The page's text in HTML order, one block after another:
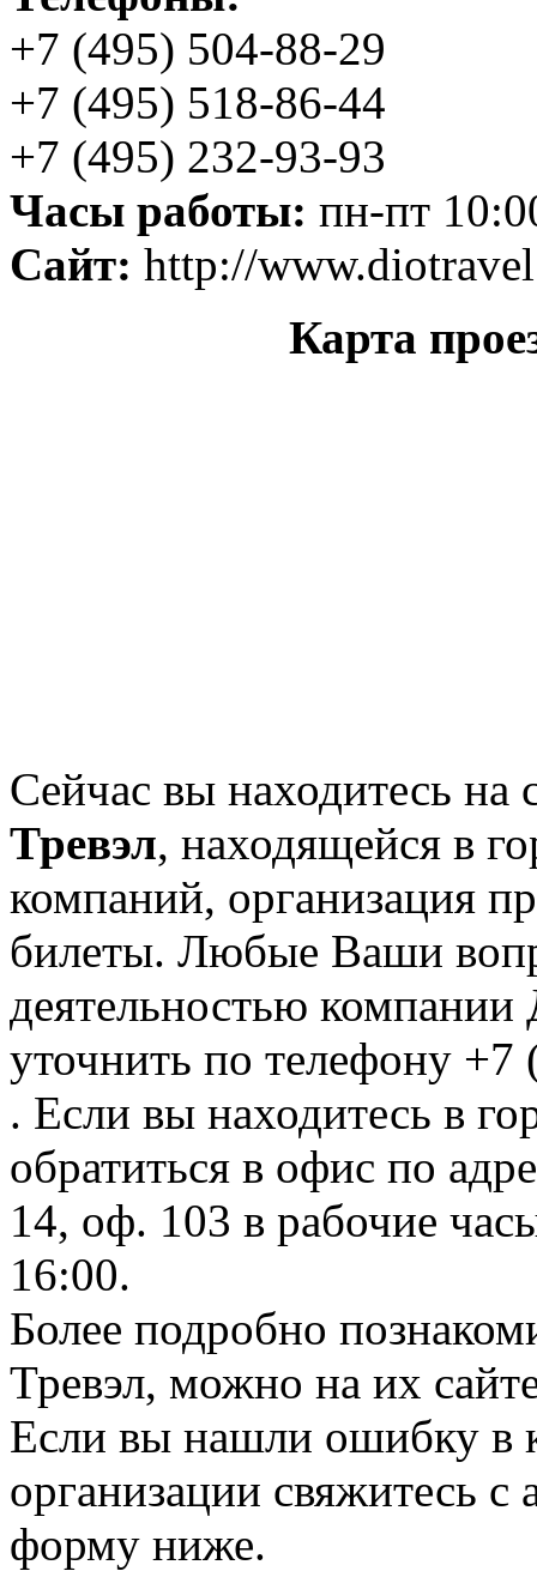
+7 (495) 504-88-29
+7 (495) 518-86-44
+7 (495) 232-93-93
Часы работы: пн-пт
Сайт: http://
Карта
Сейчас вы находитесь на
Тревэл, находящейся в
компаний, организация
билеты. Любые Ваши
деятельностью
уточнить по телефону
. Если вы находитесь в
обратиться в офис по
14, оф. 103 в рабочие
16:00.
Более подробно
Тревэл, можно на их
Если вы нашли ошибку в
организации свяжитесь
форму ниже.